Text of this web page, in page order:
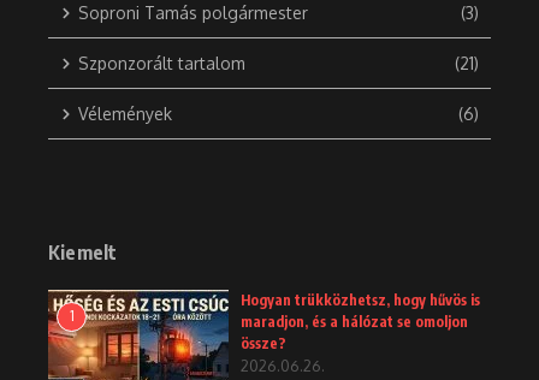
Soproni Tamás polgármester (3)
Szponzorált tartalom (21)
Vélemények (6)
Kiemelt
1
Hogyan trükközhetsz, hogy hűvös is
maradjon, és a hálózat se omoljon
össze?
2026.06.26.